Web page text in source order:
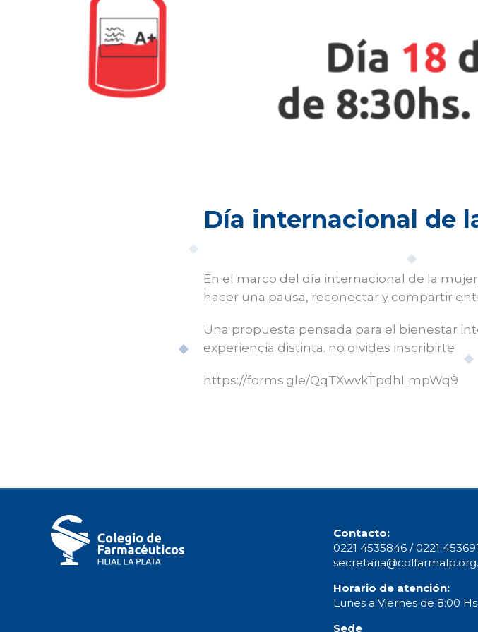
Día internacional de
En el marco del día internacional de la
hacer una pausa, reconectar y compartir
Una propuesta pensada para el bienestar
experiencia distinta. no olvides inscribirte
https://forms.gle/QqTXwvkTpdhLmpWq9
Contacto:
0221 4535846 / 0221
Horario de atención:
Lunes a Viernes de 8:00 Hs
Sede